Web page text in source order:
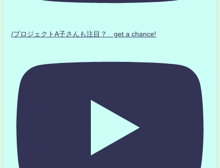
/プロジェクトA子さんも注目？ get a chance!